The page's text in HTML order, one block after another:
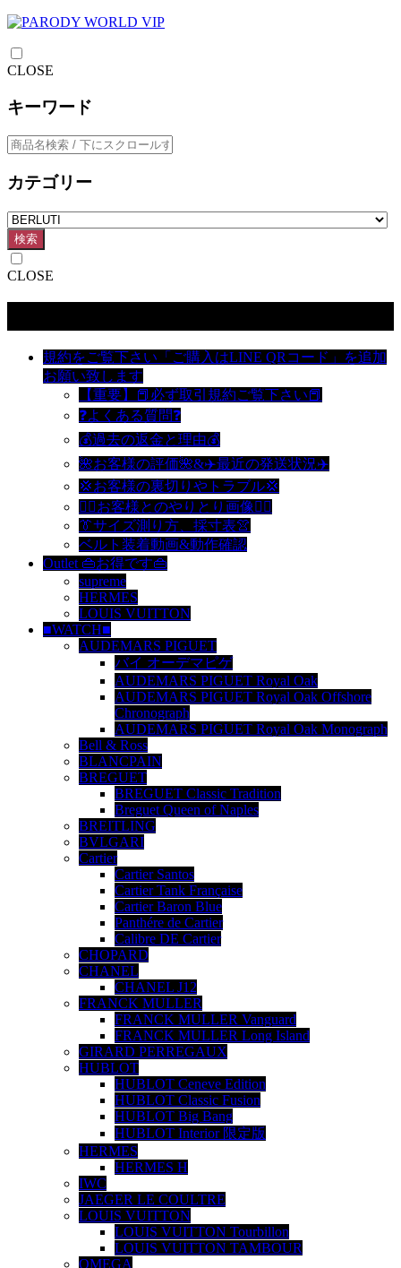
CLOSE
キーワード
カテゴリー
検索
CLOSE
規約をご覧下さい「ご購入はLINE QRコード」を追加
お願い致します
【重要】📕必ず取引規約ご覧下さい📕
❓よくある質問❓
💰過去の返金と理由💰
🌺お客様の評価🌺&✈️最近の発送状況✈️
💢お客様の裏切りやトラブル💢
🙆‍♀️お客様とのやりとり画像🙆‍♂️
👔サイズ測り方、採寸表👚
ベルト装着動画&動作確認
Outlet 👜お得です👜
supreme
HERMES
LOUIS VUITTON
■WATCH■
AUDEMARS PIGUET
バイ オーデマピゲ
AUDEMARS PIGUET Royal Oak
AUDEMARS PIGUET Royal Oak Offshore
Chronograph
AUDEMARS PIGUET Royal Oak Monograph
Bell & Ross
BLANCPAIN
BREGUET
BREGUET Classic Tradition
Breguet Queen of Naples
BREITLING
BVLGARI
Cartier
Cartier Santos
Cartier Tank Française
Cartier Baron Blue
Panthére de Cartier
Calibre DE Cartier
CHOPARD
CHANEL
CHANEL J12
FRANCK MULLER
FRANCK MULLER Vanguard
FRANCK MULLER Long Island
GIRARD PERREGAUX
HUBLOT
HUBLOT Ceneve Edition
HUBLOT Classic Fusion
HUBLOT Big Bang
HUBLOT Interior 限定版
HERMES
HERMES H
IWC
JAEGER LE COULTRE
LOUIS VUITTON
LOUIS VUITTON Tourbillon
LOUIS VUITTON TAMBOUR
OMEGA